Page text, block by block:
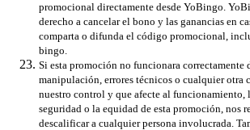
promocional directamente desde YoBingo.
derecho a cancelar el bono y las ganancias en
comparta o difunda el código promocional,
bingo.
Si esta promoción no funcionara correctamente
manipulación, errores técnicos o cualquier otra
nuestro control y que afecte al funcionamiento,
seguridad o la equidad de esta promoción, nos
descalificar a cualquier persona involucrada.